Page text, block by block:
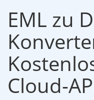
EML zu
Cloud-